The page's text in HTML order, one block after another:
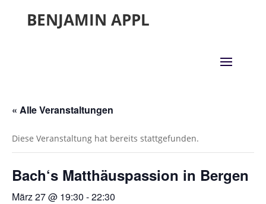
BENJAMIN APPL
« Alle Veranstaltungen
Diese Veranstaltung hat bereits stattgefunden.
Bach‘s Matthäuspassion in Bergen
März 27 @ 19:30 -22:30